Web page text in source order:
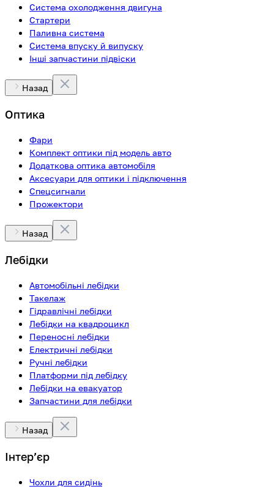
Система охолодження двигуна
Стартери
Паливна система
Система впуску й випуску
Інші запчастини підвіски
Назад
Оптика
Фари
Комплект оптики під модель авто
Додаткова оптика автомобіля
Аксесуари для оптики і підключення
Спецсигнали
Прожектори
Назад
Лебідки
Автомобільні лебідки
Такелаж
Гідравлічні лебідки
Лебідки на квадроцикл
Переносні лебідки
Електричні лебідки
Ручні лебідки
Платформи під лебідку
Лебідки на евакуатор
Запчастини для лебідки
Назад
Інтерʼєр
Чохли для сидінь